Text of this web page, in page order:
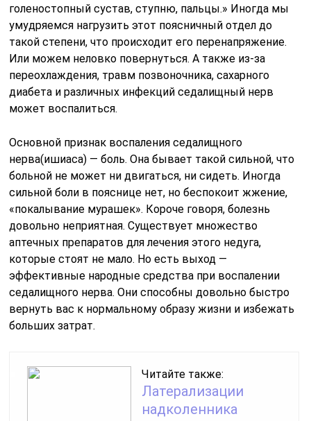
голеностопный сустав, ступню, пальцы.» Иногда мы
умудряемся нагрузить этот поясничный отдел до
такой степени, что происходит его перенапряжение.
Или можем неловко повернуться. А также из-за
переохлаждения, травм позвоночника, сахарного
диабета и различных инфекций седалищный нерв
может воспалиться.
Основной признак воспаления седалищного
нерва(ишиаса) — боль. Она бывает такой сильной, что
больной не может ни двигаться, ни сидеть. Иногда
сильной боли в пояснице нет, но беспокоит жжение,
«покалывание мурашек». Короче говоря, болезнь
довольно неприятная. Существует множество
аптечных препаратов для лечения этого недуга,
которые стоят не мало. Но есть выход —
эффективные народные средства при воспалении
седалищного нерва. Они способны довольно быстро
вернуть вас к нормальному образу жизни и избежать
больших затрат.
Читайте также:
Латерализации
надколенника